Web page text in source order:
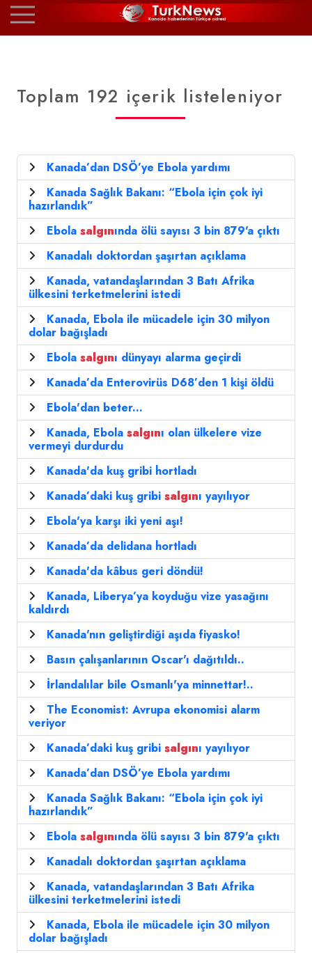
Toplam 192 içerik listeleniyor
Kanada’dan DSÖ’ye Ebola yardımı
Kanada Sağlık Bakanı: “Ebola için çok iyi
hazırlandık”
Ebola salgınında ölü sayısı 3 bin 879'a çıktı
Kanadalı doktordan şaşırtan açıklama
Kanada, vatandaşlarından 3 Batı Afrika
ülkesini terketmelerini istedi
Kanada, Ebola ile mücadele için 30 milyon
dolar bağışladı
Ebola salgını dünyayı alarma geçirdi
Kanada’da Enterovirüs D68’den 1 kişi öldü
Ebola'dan beter...
Kanada, Ebola salgını olan ülkelere vize
vermeyi durdurdu
Kanada'da kuş gribi hortladı
Kanada’daki kuş gribi salgını yayılıyor
Ebola'ya karşı iki yeni aşı!
Kanada’da delidana hortladı
Kanada'da kâbus geri döndü!
Kanada, Liberya’ya koyduğu vize yasağını
kaldırdı
Kanada'nın geliştirdiği aşıda fiyasko!
Basın çalışanlarının Oscar'ı dağıtıldı..
İrlandalılar bile Osmanlı'ya minnettar!..
The Economist: Avrupa ekonomisi alarm
veriyor
Kanada’daki kuş gribi salgını yayılıyor
Kanada’dan DSÖ’ye Ebola yardımı
Kanada Sağlık Bakanı: “Ebola için çok iyi
hazırlandık”
Ebola salgınında ölü sayısı 3 bin 879'a çıktı
Kanadalı doktordan şaşırtan açıklama
Kanada, vatandaşlarından 3 Batı Afrika
ülkesini terketmelerini istedi
Kanada, Ebola ile mücadele için 30 milyon
dolar bağışladı